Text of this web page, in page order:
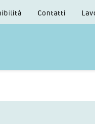
Contatti